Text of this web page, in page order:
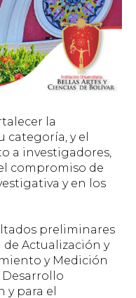
la
categoría, y el
a investigadores,
compromiso de
y en los
preliminares
Actualización y
y Medición
y para el